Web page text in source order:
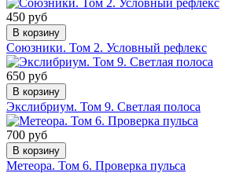
450 руб
В корзину
Союзники. Том 2. Условный рефлекс
650 руб
В корзину
Экслибриум. Том 9. Светлая полоса
700 руб
В корзину
Метеора. Том 6. Проверка пульса